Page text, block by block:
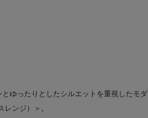
ゆったりとしたシルエットを重視したモ
レンジ）＞。